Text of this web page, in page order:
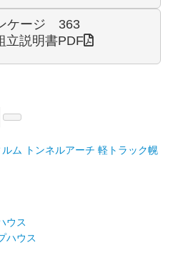
ケージ 363
立説明書PDF
ム トンネルアーチ 軽トラック幌
ウス
ハウス